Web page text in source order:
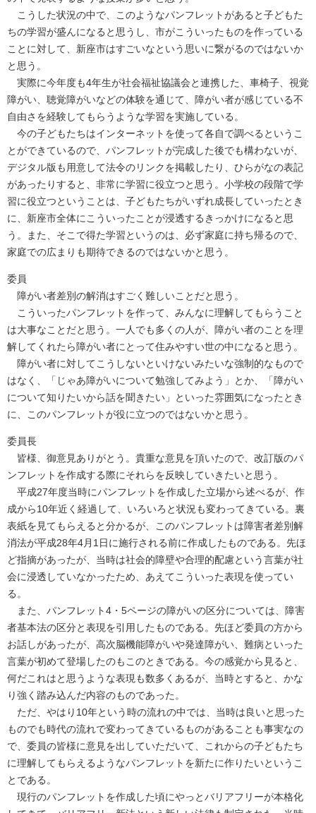
こうした状況の中で、このようなパンフレットがあると子どもた
ちの学習が盛んになると思うし、市がこういったものを作っている
ことに対して、新座市はすごいなという思いに繋がるのではないか
と思う。
実際に今年度も4年生が社会福祉協議会と連携した、車椅子、視覚
障がい、聴覚障がいなどの体験を通じて、障がい者が感じている不
自由さを経験してもらうような学習を実施している。
今の子どもたちはインターネットを使って各自で調べるというこ
とができているので、パンフレットが完成した後でも構わないが、
デジタル版も用意して法令のリンクを掲載したり、ひらがなの表記
があったりすると、非常に学習に役立つと思う。小学校の段階で学
習に役立つということは、子どもたちがいずれ成長していったとき
に、新座市全体にこういったことが浸透するきっかけになると思
う。また、そこで得た学習というのは、必ず家庭に持ち帰るので、
家庭での広まりも期待できるのではないかと思う。
委員
障がい者差別の解消はすごく難しいことだと思う。
こういったパンフレットを作って、みんなに理解してもらうこと
は大事なことだと思う。一人でも多くの人が、障がい者のことを理
解してくれたら障がい者にとって住みやすい世の中になると思う。
障がい者に対してこうしないといけないみたいな強制的なもので
はなく、「じゃあ障がいについて勉強してみよう」とか、「障がい
について知りたいから話を聞きたい」といった雰囲気になったとき
に、このパンフレットが役に立つのではないかと思う。
委員長
皆様、御意見ありがとう。貴重な意見を頂いたので、改訂版のパ
ンフレットを作成する際にそれらを反映していきたいと思う。
平成27年度当時にパンフレットを作成した立場から述べるが、作
成から10年近く経過して、いろいろと状況も変わってきている。裏
表紙を見てもらえると分かるが、このパンフレットは障害者差別解
消法が平成28年4月1日に施行される前に作成したものである。先ほ
ど指摘があったが、当時は社会的障壁や合理的配慮という言葉が社
会に浸透していなかったため、あえてこういった表現を使ってい
る。
また、パンフレット4・5ページの障がいの区分については、障害
者基本法の区分と表現を引用したものである。先ほど委員の方から
お話しがあったが、高次脳機能障がいや発達障がい、難病といった
言葉が初めて登場したのもこのときである。今の感覚から見ると、
何だこれはと思うような表現も数多くあるが、当時とすると、かな
り強く踏み込んだ内容のものであった。
ただ、やはり10年という時の流れの中では、当時は良いと思った
ものでも時代の流れで変わってきているものがあることも事実なの
で、委員の皆様に意見を出していただいて、これからの子どもたち
に理解してもらえるようなパンフレットを新たに作りたいというこ
とである。
現行のパンフレットを作成した頃にやっとバリアフリーが本格化